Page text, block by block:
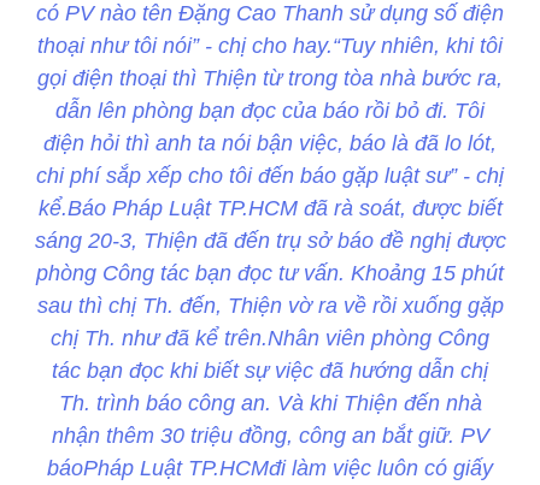
có PV nào tên Đặng Cao Thanh sử dụng số điện
thoại như tôi nói” - chị cho hay.“Tuy nhiên, khi tôi
gọi điện thoại thì Thiện từ trong tòa nhà bước ra,
dẫn lên phòng bạn đọc của báo rồi bỏ đi. Tôi
điện hỏi thì anh ta nói bận việc, báo là đã lo lót,
chi phí sắp xếp cho tôi đến báo gặp luật sư” - chị
kể.Báo Pháp Luật TP.HCM đã rà soát, được biết
sáng 20-3, Thiện đã đến trụ sở báo đề nghị được
phòng Công tác bạn đọc tư vấn. Khoảng 15 phút
sau thì chị Th. đến, Thiện vờ ra về rồi xuống gặp
chị Th. như đã kể trên.Nhân viên phòng Công
tác bạn đọc khi biết sự việc đã hướng dẫn chị
Th. trình báo công an. Và khi Thiện đến nhà
nhận thêm 30 triệu đồng, công an bắt giữ. PV
báoPháp Luật TP.HCMđi làm việc luôn có giấy